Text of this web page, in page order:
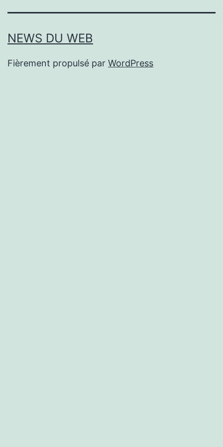
NEWS DU WEB
Fièrement propulsé par WordPress